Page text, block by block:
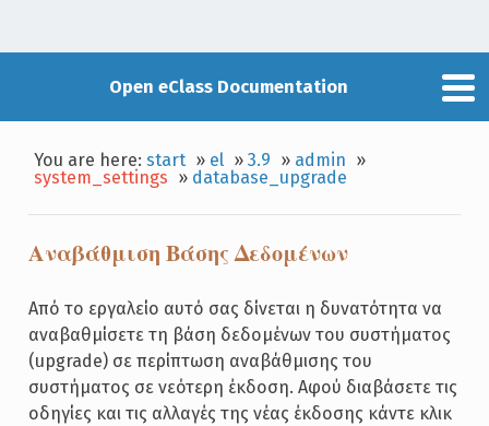
Open eClass Documentation
You are here:start » el »3.9 » admin »
system_settings » database_upgrade
Αναβάθμιση Βάσης Δεδομένων
Από το εργαλείο αυτό σας δίνεται η δυνατότητα να
αναβαθμίσετε τη βάση δεδομένων του συστήματος
(upgrade) σε περίπτωση αναβάθμισης του
συστήματος σε νεότερη έκδοση. Αφού διαβάσετε τις
οδηγίες και τις αλλαγές της νέας έκδοσης κάντε κλικ